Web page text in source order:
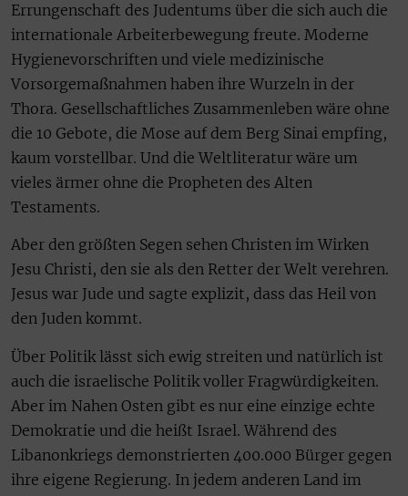
Errungenschaft des Judentums über die sich auch die
internationale Arbeiterbewegung freute. Moderne
Hygienevorschriften und viele medizinische
Vorsorgemaßnahmen haben ihre Wurzeln in der
Thora. Gesellschaftliches Zusammenleben wäre ohne
die 10 Gebote, die Mose auf dem Berg Sinai empfing,
kaum vorstellbar. Und die Weltliteratur wäre um
vieles ärmer ohne die Propheten des Alten
Testaments.
Aber den größten Segen sehen Christen im Wirken
Jesu Christi, den sie als den Retter der Welt verehren.
Jesus war Jude und sagte explizit, dass das Heil von
den Juden kommt.
Über Politik lässt sich ewig streiten und natürlich ist
auch die israelische Politik voller Fragwürdigkeiten.
Aber im Nahen Osten gibt es nur eine einzige echte
Demokratie und die heißt Israel. Während des
Libanonkriegs demonstrierten 400.000 Bürger gegen
ihre eigene Regierung. In jedem anderen Land im